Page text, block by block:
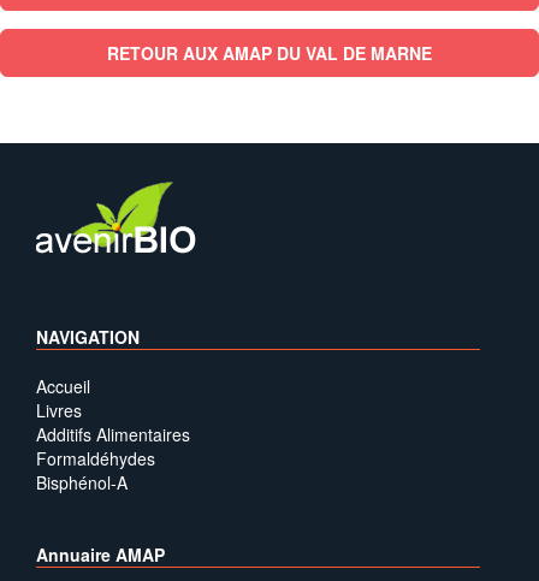
RETOUR AUX AMAP DU VAL DE MARNE
NAVIGATION
Accueil
Livres
Additifs Alimentaires
Formaldéhydes
Bisphénol-A
Annuaire AMAP